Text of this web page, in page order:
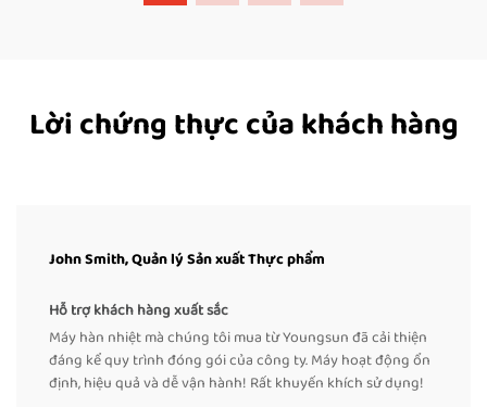
Lời chứng thực của khách hàng
John Smith, Quản lý Sản xuất Thực phẩm
Hỗ trợ khách hàng xuất sắc
Máy hàn nhiệt mà chúng tôi mua từ Youngsun đã cải thiện
đáng kể quy trình đóng gói của công ty. Máy hoạt động ổn
định, hiệu quả và dễ vận hành! Rất khuyến khích sử dụng!